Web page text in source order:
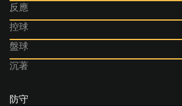
反應
控球
盤球
沉著
防守